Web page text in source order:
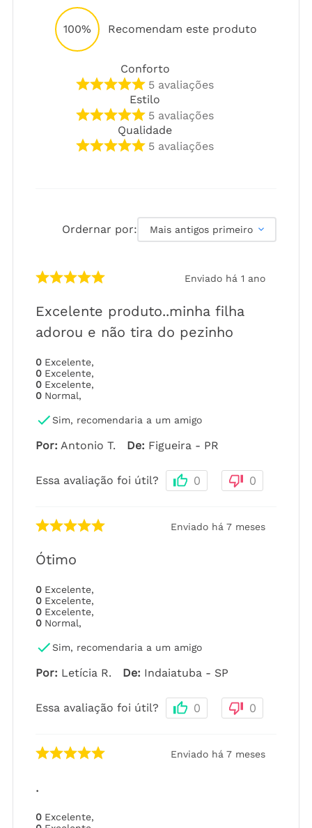
100% Recomendam este produto
Conforto
5 avaliações
Estilo
5 avaliações
Qualidade
5 avaliações
Ordernar por: Mais antigos primeiro
Enviado há 1 ano
Excelente produto..minha filha
adorou e não tira do pezinho
0 Excelente,
0 Excelente,
0 Excelente,
0 Normal,
Sim, recomendaria a um amigo
Por: Antonio T. De: Figueira - PR
Essa avaliação foi útil? 0 0
Enviado há 7 meses
Ótimo
0 Excelente,
0 Excelente,
0 Excelente,
0 Normal,
Sim, recomendaria a um amigo
Por: Letícia R. De: Indaiatuba - SP
Essa avaliação foi útil? 0 0
Enviado há 7 meses
.
0 Excelente,